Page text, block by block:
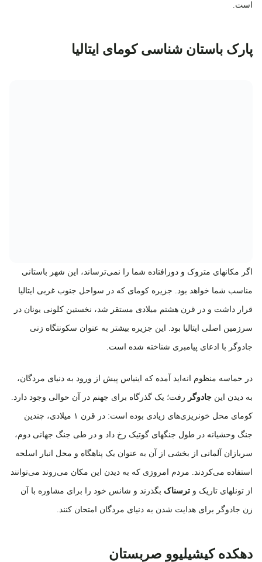
است.
پارک باستان شناسی کومای ایتالیا
اگر مکانهای متروک و دورافتاده شما را نمی‌ترساند، این شهر باستانی
مناسب شما خواهد بود. جزیره کومای که در سواحل جنوب غربی ایتالیا
قرار داشت و در قرن هشتم میلادی مستقر شد، نخستین کلونی یونان در
سرزمین اصلی ایتالیا بود. این جزیره بیشتر به عنوان سکونتگاه زنی
جادوگر با ادعای پیامبری شناخته شده است.
در حماسه منظوم انه‌اید آمده که اینیاس پیش از ورود به دنیای مردگان،
به دیدن این جادوگر رفت؛ یک گذرگاه برای جهنم در آن حوالی وجود دارد.
کومای محل خونریزی‌های زیادی بوده است: در قرن ۱ میلادی، چندین
جنگ وحشیانه در طول جنگهای گوتیک رخ داد و در طی جنگ جهانی دوم،
سربازان آلمانی از بخشی از آن به عنوان یک پناهگاه و محل انبار اسلحه
استفاده می‌کردند. مردم امروزی که به دیدن این مکان می‌روند می‌توانند
از تونلهای تاریک و ترسناک بگذرند و شانس خود را برای مشاوره با آن
زن جادوگر برای هدایت شدن به دنیای مردگان امتحان کنند.
دهکده کیشیلیوو صربستان